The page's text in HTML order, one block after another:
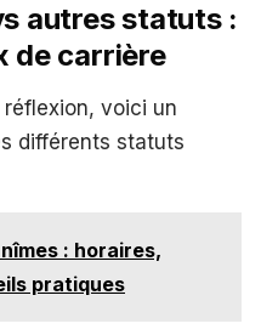
autres statuts :
de carrière
voici un
différents statuts
: horaires,
pratiques